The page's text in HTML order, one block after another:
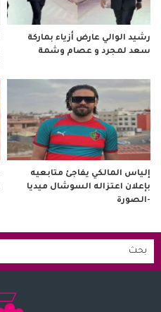
رشيد الوالي عارض أزياء بماركة
سعد لمجرد و عصام وشمة
إلياس المالكي يفاجئ متابعيه
بإعلان اعتزاله السوشال ميديا
-الصورة